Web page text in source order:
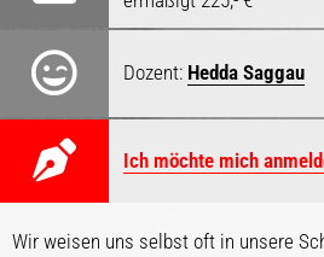
Dozent: Hedda Saggau
Ich möchte mich
Wir weisen uns selbst oft in unsere